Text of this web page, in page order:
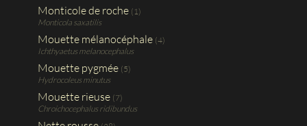
Monticole de roche (1)
Monticola saxatilis
Mouette mélanocéphale (4)
Ichthyaetus melanocephalus
Mouette pygmée (5)
Hydrocoleus minutus
Mouette rieuse (7)
Chroichocephalus ridibundus